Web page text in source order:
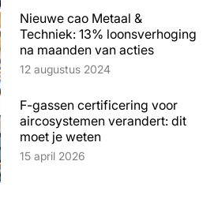
Nieuwe cao Metaal &
Techniek: 13% loonsverhoging
na maanden van acties
Lees artikel
12 augustus 2024
F-gassen certificering voor
aircosystemen verandert: dit
moet je weten
Lees artikel
15 april 2026